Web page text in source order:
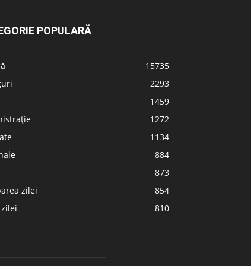
POPULARĂ
15735
2293
1459
1272
1134
884
873
zilei
854
810